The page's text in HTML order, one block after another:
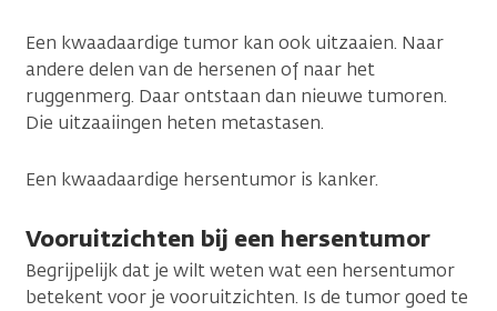
Een kwaadaardige tumor kan ook uitzaaien. Naar
andere delen van de hersenen of naar het
ruggenmerg. Daar ontstaan dan nieuwe tumoren.
Die uitzaaiingen heten metastasen.
Een kwaadaardige hersentumor is kanker.
Vooruitzichten bij een hersentumor
Begrijpelijk dat je wilt weten wat een hersentumor
betekent voor je vooruitzichten. Is de tumor goed te